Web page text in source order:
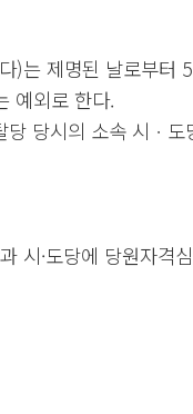
)는 제명된 날로부터 5
예외로 한다.
당시의 소속 시ㆍ도
시·도당에 당원자격